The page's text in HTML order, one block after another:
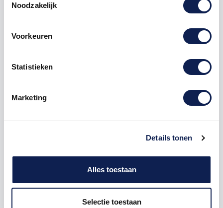
Noodzakelijk
Voorkeuren
Statistieken
Marketing
Details tonen
Alles toestaan
Selectie toestaan
Piepschuim Letter N Big John
dikte van de letter is altijd 20 mm. Piepschuim is niet
geschikt voor binnen gebruik. Hoe moet je dit